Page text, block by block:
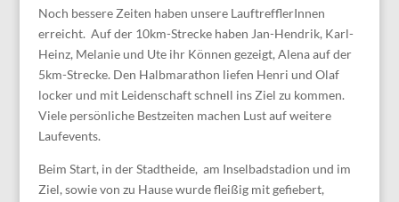
Noch bessere Zeiten haben unsere LauftrefflerInnen
erreicht. Auf der 10km-Strecke haben Jan-Hendrik, Karl-
Heinz, Melanie und Ute ihr Können gezeigt, Alena auf der
5km-Strecke. Den Halbmarathon liefen Henri und Olaf
locker und mit Leidenschaft schnell ins Ziel zu kommen.
Viele persönliche Bestzeiten machen Lust auf weitere
Laufevents.
Beim Start, in der Stadtheide, am Inselbadstadion und im
Ziel, sowie von zu Hause wurde fleißig mit gefiebert,